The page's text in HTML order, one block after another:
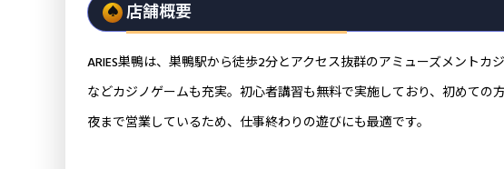
店舗概要
ARIES巣鴨は、巣鴨駅から徒歩2分とアクセス抜群のアミューズメント
などカジノゲームも充実。初心者講習も無料で実施しており、初めて
夜まで営業しているため、仕事終わりの遊びにも最適です。